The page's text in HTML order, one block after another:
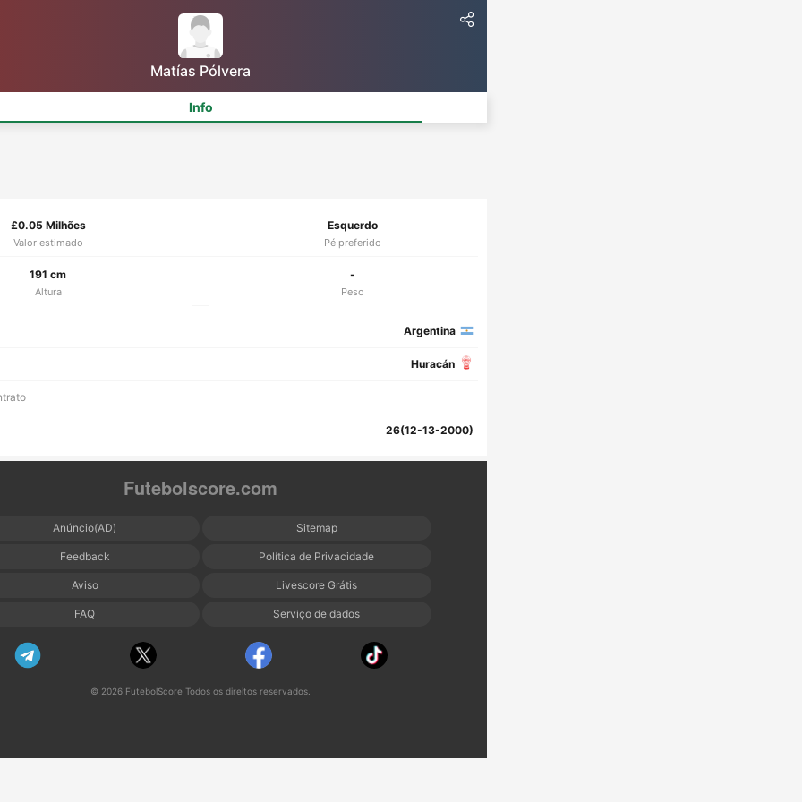
Matías Pólvera
Info
£0.05 Milhões
Valor estimado
Esquerdo
Pé preferido
191 cm
Altura
-
Peso
Argentina
Huracán
26(12-13-2000)
Futebolscore.com
Anúncio(AD) Sitemap
Feedback Política de Privacidade
Aviso Livescore Grátis
FAQ Serviço de dados
© 2026 FutebolScore Todos os direitos reservados.